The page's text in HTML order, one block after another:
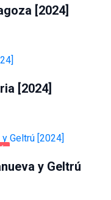
[2024]
[2024]
y Geltrú